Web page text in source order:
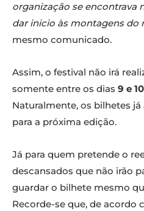
organização se encontrava
dar inicio às montagens do
mesmo comunicado.
Assim, o festival não irá
somente entre os dias 9 e
Naturalmente, os bilhetes
para a próxima edição.
Já para quem pretende o
descansados que não irão
guardar o bilhete mesmo
Recorde-se que, de acordo